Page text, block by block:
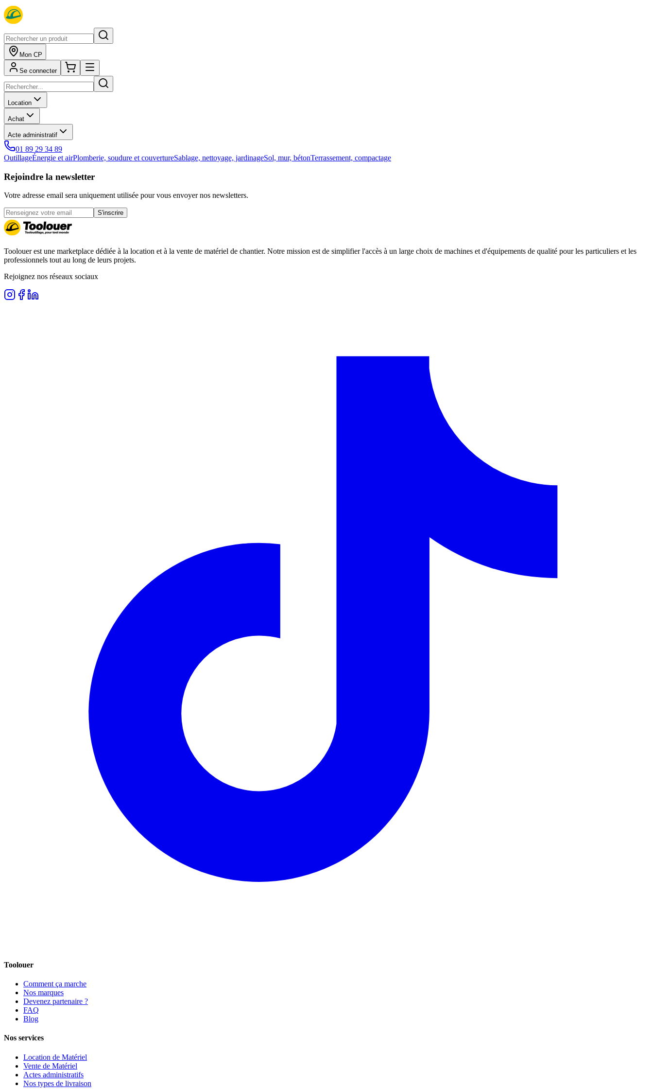
Mon CP
Se connecter
Location
Achat
Acte administratif
01 89 29 34 89
OutillageÉnergie et airPlomberie, soudure et couvertureSablage, nettoyage, jardinageSol, mur, bétonTerrassement, compactage
Rejoindre la newsletter
Votre adresse email sera uniquement utilisée pour vous envoyer nos newsletters.
S'inscrire
Toolouer est une marketplace dédiée à la location et à la vente de matériel de chantier. Notre mission est de simplifier l'accès à un large choix de machines et d'équipements de qualité pour les particuliers et les
professionnels tout au long de leurs projets.
Rejoignez nos réseaux sociaux
Toolouer
Comment ça marche
Nos marques
Devenez partenaire ?
FAQ
Blog
Nos services
Location de Matériel
Vente de Matériel
Actes administratifs
Nos types de livraison